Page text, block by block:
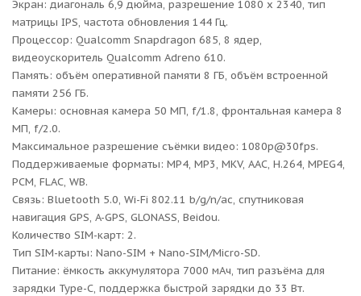
Экран: диагональ 6,9 дюйма, разрешение 1080 x 2340, тип
матрицы IPS, частота обновления 144 Гц.
Процессор: Qualcomm Snapdragon 685, 8 ядер,
видеоускоритель Qualcomm Adreno 610.
Память: объём оперативной памяти 8 ГБ, объём встроенной
памяти 256 ГБ.
Камеры: основная камера 50 МП, f/1.8, фронтальная камера 8
МП, f/2.0.
Максимальное разрешение съёмки видео: 1080p@30fps.
Поддерживаемые форматы: MP4, MP3, MKV, AAC, H.264, MPEG4,
PCM, FLAC, WB.
Связь: Bluetooth 5.0, Wi-Fi 802.11 b/g/n/ac, спутниковая
навигация GPS, A-GPS, GLONASS, Beidou.
Количество SIM-карт: 2.
Тип SIM-карты: Nano-SIM + Nano-SIM/Micro-SD.
Питание: ёмкость аккумулятора 7000 мАч, тип разъёма для
зарядки Type-C, поддержка быстрой зарядки до 33 Вт.